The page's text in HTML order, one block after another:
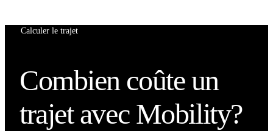
Calculer le trajet
Combien coûte un
trajet avec Mobility?